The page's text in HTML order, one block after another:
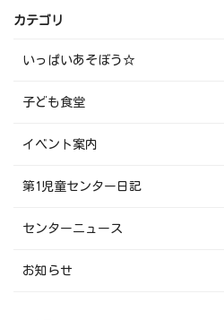
カテゴリ
いっぱいあそぼう☆
子ども食堂
イベント案内
第1児童センター日記
センターニュース
お知らせ